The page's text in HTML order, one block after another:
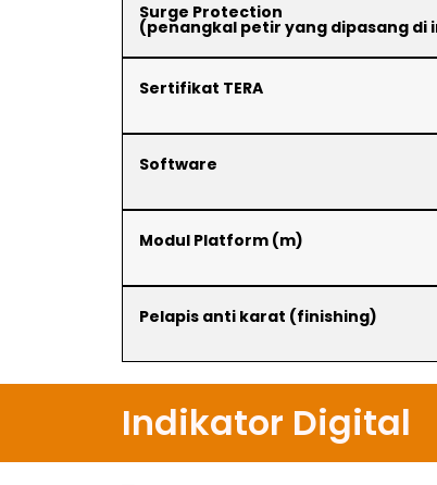
Surge Protection
(penangkal petir yang dipasang
Sertifikat TERA
Software
Modul Platform (m)
Pelapis anti karat (finishing)
Indikator Digital